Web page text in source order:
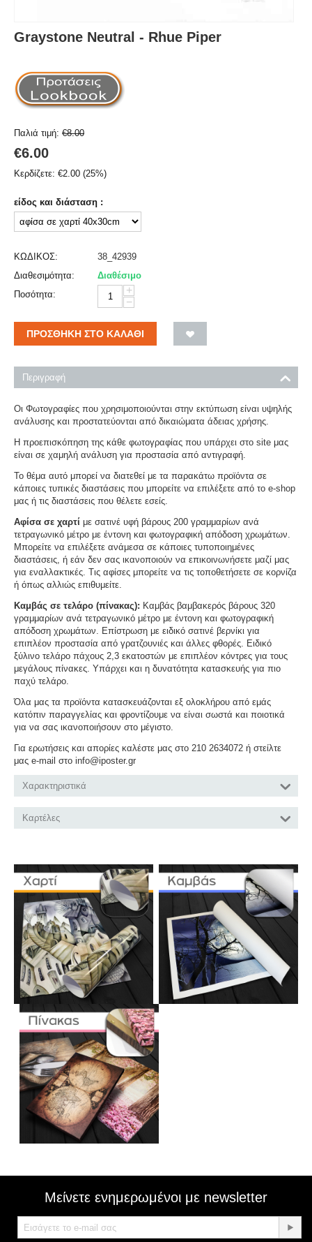
Graystone Neutral - Rhue Piper
Παλιά τιμή: €8.00
€6.00
Κερδίζετε: €2.00 (25%)
είδος και διάσταση :
ΚΩΔΙΚΟΣ:
38_42939
Διαθεσιμότητα:
Διαθέσιμο
Ποσότητα:
+
−
ΠΡΟΣΘΉΚΗ ΣΤΟ ΚΑΛΆΘΙ
Περιγραφή
Οι Φωτογραφίες που χρησιμοποιούνται στην εκτύπωση είναι υψηλής
ανάλυσης και προστατεύονται από δικαιώματα άδειας χρήσης.
Η προεπισκόπηση της κάθε φωτογραφίας που υπάρχει στο site μας
είναι σε χαμηλή ανάλυση για προστασία από αντιγραφή.
Το θέμα αυτό μπορεί να διατεθεί με τα παρακάτω προϊόντα σε
κάποιες τυπικές διαστάσεις που μπορείτε να επιλέξετε από το e-shop
μας ή τις διαστάσεις που θέλετε εσείς.
Αφίσα σε χαρτί με σατινέ υφή βάρους 200 γραμμαρίων ανά
τετραγωνικό μέτρο με έντονη και φωτογραφική απόδοση χρωμάτων.
Μπορείτε να επιλέξετε ανάμεσα σε κάποιες τυποποιημένες
διαστάσεις, ή εάν δεν σας ικανοποιούν να επικοινωνήσετε μαζί μας
για εναλλακτικές. Τις αφίσες μπορείτε να τις τοποθετήσετε σε κορνίζα
ή όπως αλλιώς επιθυμείτε.
Καμβάς σε τελάρο (πίνακας): Καμβάς βαμβακερός βάρους 320
γραμμαρίων ανά τετραγωνικό μέτρο με έντονη και φωτογραφική
απόδοση χρωμάτων. Επίστρωση με ειδικό σατινέ βερνίκι για
επιπλέον προστασία από γρατζουνιές και άλλες φθορές. Ειδικό
ξύλινο τελάρο πάχους 2,3 εκατοστών με επιπλέον κόντρες για τους
μεγάλους πίνακες. Υπάρχει και η δυνατότητα κατασκευής για πιο
παχύ τελάρο.
Όλα μας τα προϊόντα κατασκευάζονται εξ ολοκλήρου από εμάς
κατόπιν παραγγελίας και φροντίζουμε να είναι σωστά και ποιοτικά
για να σας ικανοποιήσουν στο μέγιστο.
Για ερωτήσεις και απορίες καλέστε μας στο 210 2634072 ή στείλτε
μας e-mail στο info@iposter.gr
Χαρακτηριστικά
Καρτέλες
Μείνετε ενημερωμένοι με newsletter